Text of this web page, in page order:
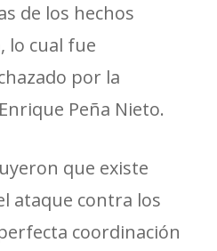
de los hechos
lo cual fue
por la
Peña Nieto.
que existe
ataque contra los
coordinación